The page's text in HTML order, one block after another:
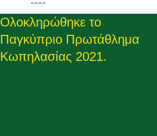
2026
Ολοκληρώθηκε το
Παγκύπριο Πρωτάθλημα
Κωπηλασίας 2021.